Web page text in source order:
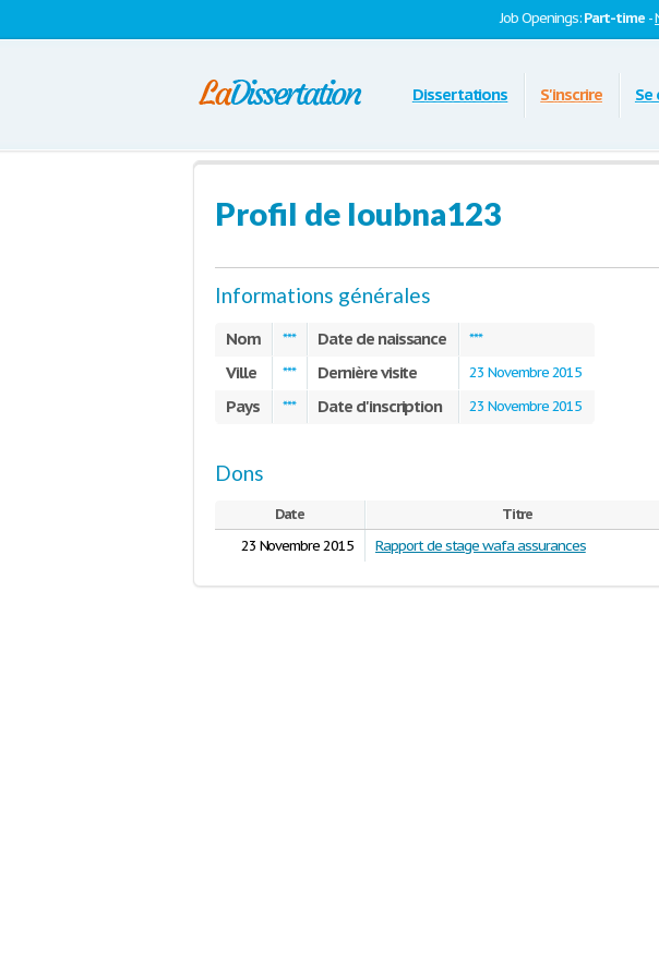
Job Openings:Part-time -
Dissertations S'inscrire Se
Profil de loubna123
Informations générales
Nom *** Date de naissance ***
Ville *** Dernière visite 23 Novembre 2015
Pays *** Date d'inscription 23 Novembre 2015
Dons
Date Titre
23 Novembre 2015
Rapport de stage wafa assurances